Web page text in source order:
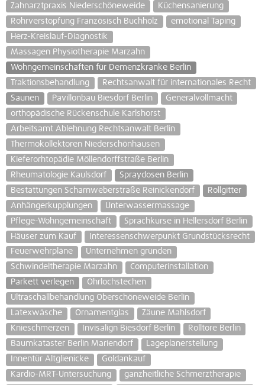
Zahnarztpraxis Niederschöneweide
Küchensanierung
Rohrverstopfung Französisch Buchholz
emotional Taping
Herz-Kreislauf-Diagnostik
Massagen Physiotherapie Marzahn
Wohngemeinschaften für Demenzkranke Berlin
Traktionsbehandlung
Rechtsanwalt für internationales Recht
Saunen
Pavillonbau Biesdorf Berlin
Generalvollmacht
orthopädische Rückenschule Karlshorst
Arbeitsamt Ablehnung Rechtsanwalt Berlin
Thermokollektoren Niederschönhausen
Kieferorhtopädie Möllendorffstraße Berlin
Rheumatologie Kaulsdorf
Spraydosen Berlin
Bestattungen Scharnweberstraße Reinickendorf
Rollgitter
Anhängerkupplungen
Unterwassermassage
Pflege-Wohngemeinschaft
Sprachkurse in Hellersdorf Berlin
Häuser zum Kauf
Interessenschwerpunkt Grundstücksrecht
Feuerwehrpläne
Unternehmen gründen
Schwindeltherapie Marzahn
Computerinstallation
Parkett verlegen
Ohrlochstechen
Ultraschallbehandlung Oberschöneweide Berlin
Latexwäsche
Ornamentglas
Zäune Mahlsdorf
Knieschmerzen
Invisalign Biesdorf Berlin
Rolltore Berlin
Baumkataster Berlin Mariendorf
Lageplanerstellung
Innentür Altglienicke
Goldankauf
Kardio-MRT-Untersuchung
ganzheitliche Schmerztherapie